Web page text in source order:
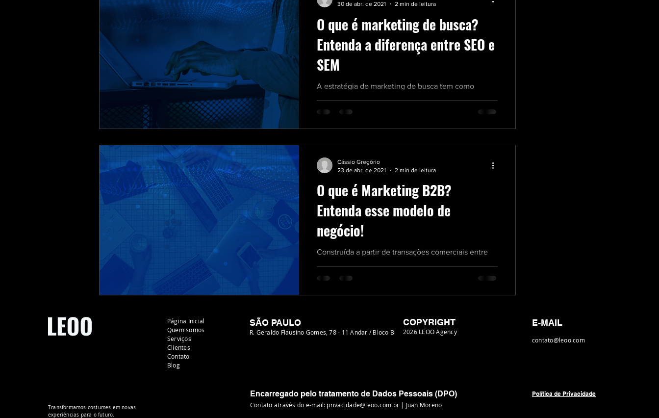
O que é marketing de busca?
Entenda a diferença entre SEO e
SEM
A estratégia de marketing de busca tem como
ou blog, aparecendo em mais...
30 de abr. de 2021
2 min de leitura
O que é Marketing B2B?
Entenda esse modelo de
negócio!
Construída a partir de transações comerciais entre
para todo tipo de negócio...
Cássio Gregório
23 de abr. de 2021
2 min de leitura
Página Inicial
Quem somos
Serviços
Clientes
Contato
Blog
SÃO PAULO
R. Geraldo Flausino Gomes, 78 - 11 Andar / Bloco B
COPYRIGHT
2026 LEOO Agency
E-MAIL
contato@leoo.com
Transformamos costumes em novas
experiências para o futuro.
Encarregado pelo tratamento de Dados Pessoais (DPO) Política de Privacidade
Contato através do e-mail: privacidade@leoo.com.br | Juan Moreno